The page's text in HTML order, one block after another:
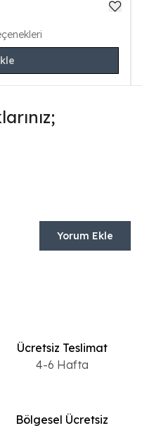
Yorum Ekle
Ücretsiz Teslimat
4-6 Hafta
Bölgesel Ücretsiz